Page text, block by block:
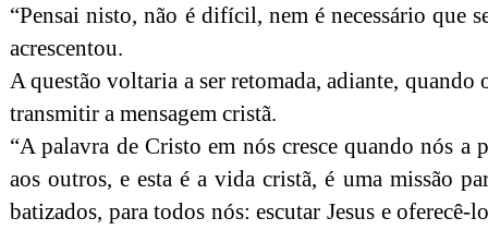
“Pensai nisto, não é difícil, nem é necessário que
acrescentou.
A questão voltaria a ser retomada, adiante, quando
transmitir a mensagem cristã.
“A palavra de Cristo em nós cresce quando nós a
aos outros, e esta é a vida cristã, é uma missão
batizados, para todos nós: escutar Jesus e oferecê-